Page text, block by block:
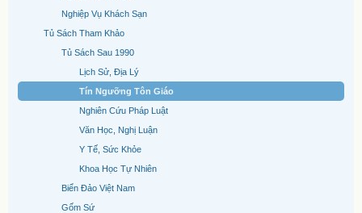
Nghiệp Vụ Khách Sạn
Tủ Sách Tham Khảo
Tủ Sách Sau 1990
Lịch Sử, Địa Lý
Tín Ngưỡng Tôn Giáo
Nghiên Cứu Pháp Luật
Văn Học, Nghị Luận
Y Tế, Sức Khỏe
Khoa Học Tự Nhiên
Biển Đảo Việt Nam
Gốm Sứ